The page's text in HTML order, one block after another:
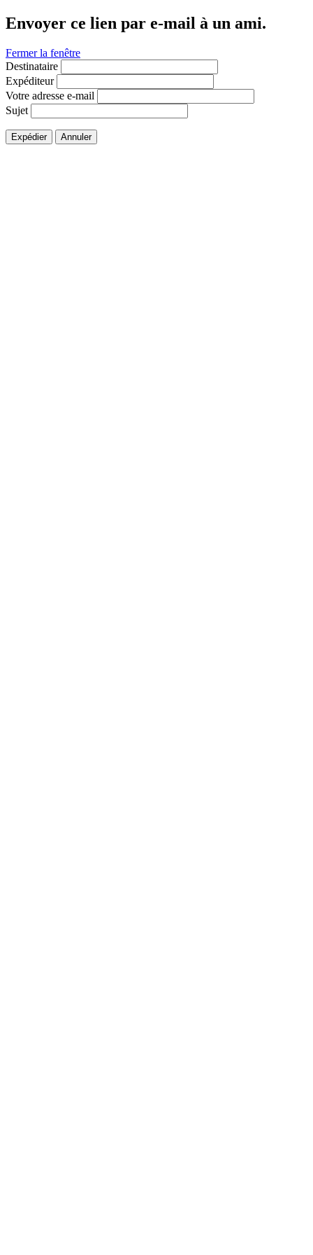
Envoyer ce lien par e-mail à un ami.
Fermer la fenêtre
Destinataire
Expéditeur
Votre adresse e-mail
Sujet
Expédier Annuler